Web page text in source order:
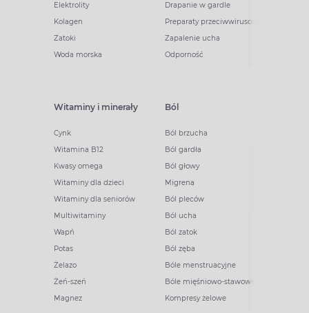
Elektrolity
Kolagen
Zatoki
Woda morska
Drapanie w gardle
Preparaty przeciwwirusowe
Zapalenie ucha
Odporność
Witaminy i minerały
Cynk
Witamina B12
Kwasy omega
Witaminy dla dzieci
Witaminy dla seniorów
Multiwitaminy
Wapń
Potas
Żelazo
Żeń-szeń
Magnez
Ból
Ból brzucha
Ból gardła
Ból głowy
Migrena
Ból pleców
Ból ucha
Ból zatok
Ból zęba
Bóle menstruacyjne
Bóle mięśniowo-stawowe
Kompresy żelowe